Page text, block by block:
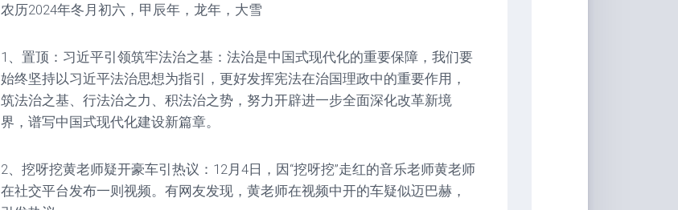
农历2024年冬月初六，甲辰年，龙年，大雪
1、置顶：习近平引领筑牢法治之基：法治是中国式现代化的重要保障，我们要
始终坚持以习近平法治思想为指引，更好发挥宪法在治国理政中的重要作用，
筑法治之基、行法治之力、积法治之势，努力开辟进一步全面深化改革新境
界，谱写中国式现代化建设新篇章。
2、挖呀挖黄老师疑开豪车引热议：12月4日，因“挖呀挖”走红的音乐老师黄老师
在社交平台发布一则视频。有网友发现，黄老师在视频中开的车疑似迈巴赫，